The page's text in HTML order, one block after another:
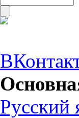
Русский